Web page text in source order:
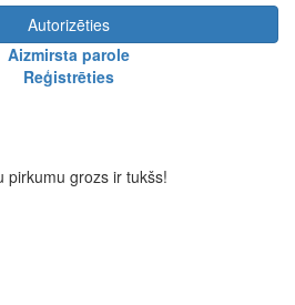
Autorizēties
Aizmirsta parole
Reģistrēties
pirkumu grozs ir tukšs!